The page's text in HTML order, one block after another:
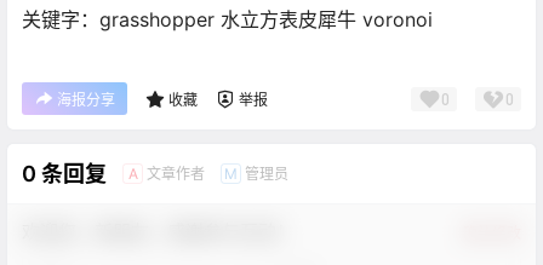
关键字：grasshopper 水立方表皮犀牛 voronoi
海报分享 收藏 举报 0 0
0 条回复 A 文章作者 M 管理员